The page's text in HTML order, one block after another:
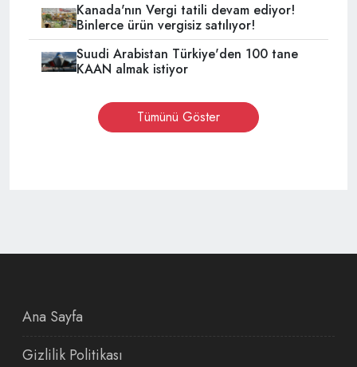
Kanada'nın Vergi tatili devam ediyor!
Binlerce ürün vergisiz satılıyor!
Suudi Arabistan Türkiye'den 100 tane
KAAN almak istiyor
Tümünü Göster
Ana Sayfa
Gizlilik Politikası